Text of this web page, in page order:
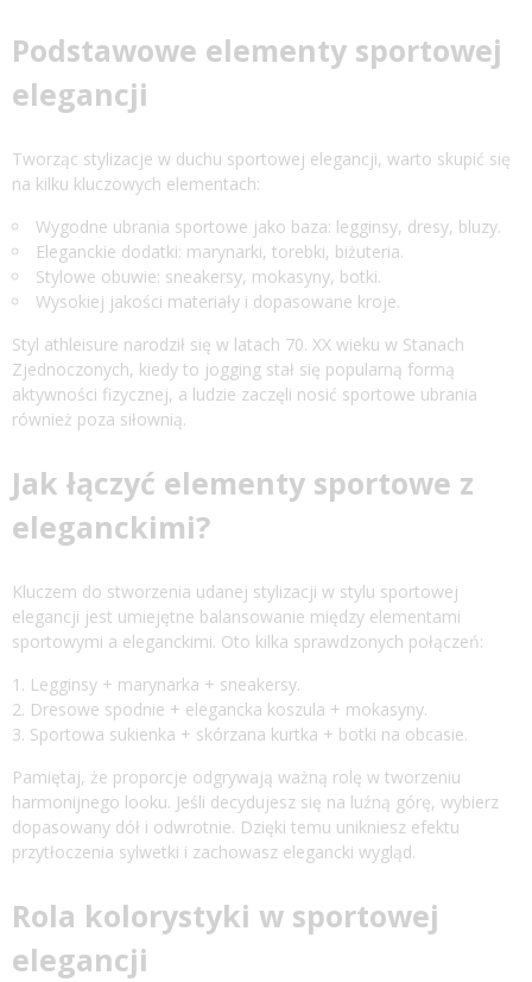
Podstawowe elementy sportowej
elegancji
Tworząc stylizacje w duchu sportowej elegancji, warto skupić się
na kilku kluczowych elementach:
Wygodne ubrania sportowe jako baza: legginsy, dresy, bluzy.
Eleganckie dodatki: marynarki, torebki, biżuteria.
Stylowe obuwie: sneakersy, mokasyny, botki.
Wysokiej jakości materiały i dopasowane kroje.
Styl athleisure narodził się w latach 70. XX wieku w Stanach
Zjednoczonych, kiedy to jogging stał się popularną formą
aktywności fizycznej, a ludzie zaczęli nosić sportowe ubrania
również poza siłownią.
Jak łączyć elementy sportowe z
eleganckimi?
Kluczem do stworzenia udanej stylizacji w stylu sportowej
elegancji jest umiejętne balansowanie między elementami
sportowymi a eleganckimi. Oto kilka sprawdzonych połączeń:
Legginsy + marynarka + sneakersy.
Dresowe spodnie + elegancka koszula + mokasyny.
Sportowa sukienka + skórzana kurtka + botki na obcasie.
Pamiętaj, że proporcje odgrywają ważną rolę w tworzeniu
harmonijnego looku. Jeśli decydujesz się na luźną górę, wybierz
dopasowany dół i odwrotnie. Dzięki temu unikniesz efektu
przytłoczenia sylwetki i zachowasz elegancki wygląd.
Rola kolorystyki w sportowej
elegancji